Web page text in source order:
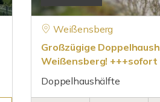
Weißensberg
Großzügige
Weißensberg! +++sofort
Doppelhaushälfte